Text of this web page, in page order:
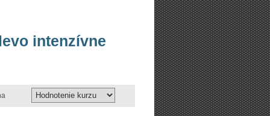
intenzívne